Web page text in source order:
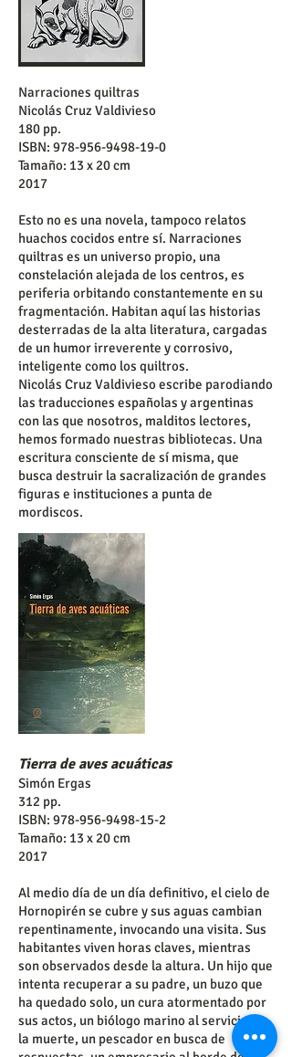
Narraciones quiltras
Nicolás Cruz Valdivieso
180 pp.
ISBN: 978-956-9498-19-0
Tamaño: 13 x 20 cm
2017
Esto no es una novela, tampoco relatos
huachos cocidos entre sí. Narraciones
quiltras es un universo propio, una
constelación alejada de los centros, es
periferia orbitando constantemente en su
fragmentación. Habitan aquí las historias
desterradas de la alta literatura, cargadas
de un humor irreverente y corrosivo,
inteligente como los quiltros.
Nicolás Cruz Valdivieso escribe parodiando
las traducciones españolas y argentinas
con las que nosotros, malditos lectores,
hemos formado nuestras bibliotecas. Una
escritura consciente de sí misma, que
busca destruir la sacralización de grandes
figuras e instituciones a punta de
mordiscos.​
Tierra de aves acuáticas
Simón Ergas
312 pp.
ISBN: 978-956-9498-15-2
Tamaño: 13 x 20 cm
2017
Al medio día de un día definitivo, el cielo de
Hornopirén se cubre y sus aguas cambian
repentinamente, invocando una visita. Sus
habitantes viven horas claves, mientras
son observados desde la altura. Un hijo que
intenta recuperar a su padre, un buzo que
ha quedado solo, un cura atormentado por
sus actos, un biólogo marino al servicio de
la muerte, un pescador en busca de